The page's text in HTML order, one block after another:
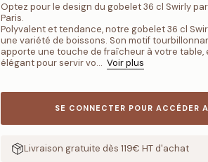
Optez pour le design du gobelet 36 cl Swirly
Paris.
Polyvalent et tendance, notre gobelet 36 cl
une variété de boissons. Son motif
apporte une touche de fraîcheur à votre table,
élégant pour servir vo...Voir plus
SE CONNECTER POUR ACCÉDER
Livraison gratuite dès 119€ HT d'achat